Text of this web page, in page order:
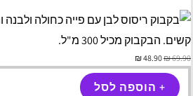
69.90
₪
48.90
₪
+ הוספה לסל